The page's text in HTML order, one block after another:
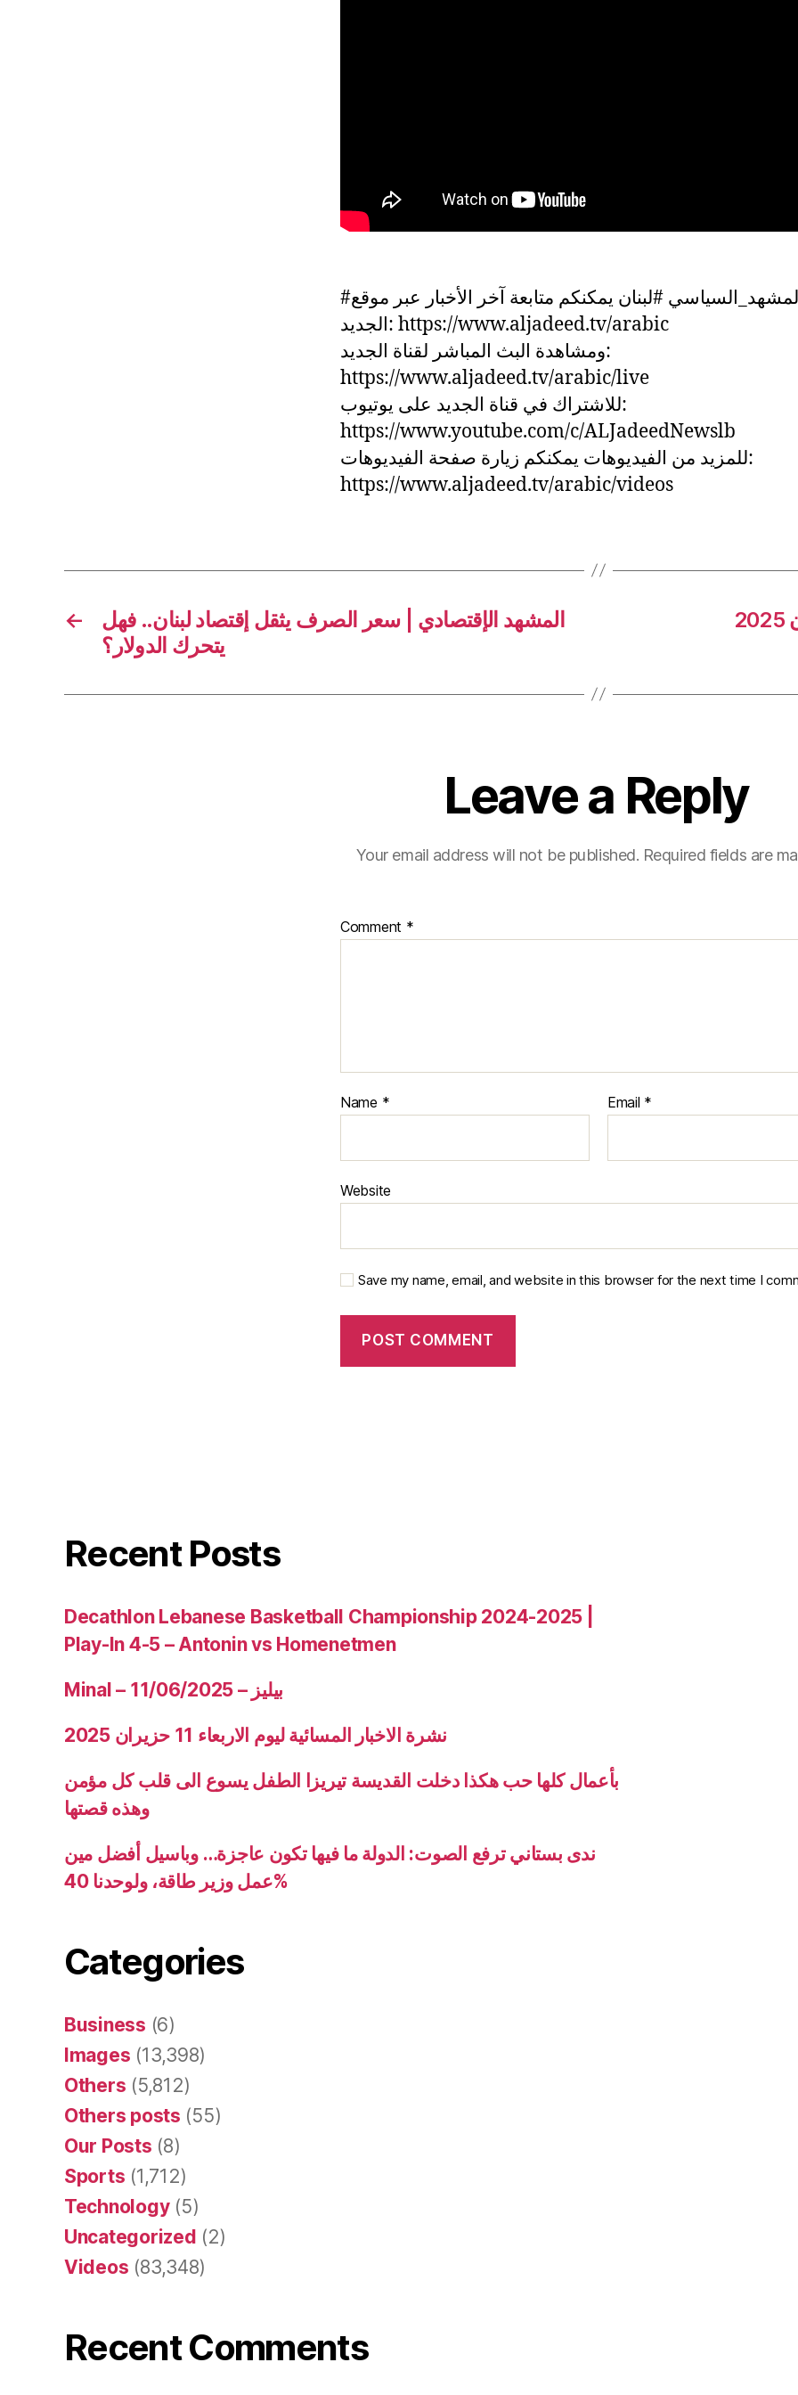
#المشهد_السياسي #لبنان يمكنكم متابعة آخر الأخبار عبر موقع
الجديد: https://www.aljadeed.tv/arabic
ومشاهدة البث المباشر لقناة الجديد:
https://www.aljadeed.tv/arabic/live
للاشتراك في قناة الجديد على يوتيوب:
https://www.youtube.com/c/ALJadeedNewslb
للمزيد من الفيديوهات يمكنكم زيارة صفحة الفيديوهات:
https://www.aljadeed.tv/arabic/videos
←
المشهد الإقتصادي | سعر الصرف يثقل إقتصاد لبنان.. فهل
يتحرك الدولار؟
Leave a Reply
Your email address will not be published. Required fields are
Comment *
Name * Email *
Website
Save my name, email, and website in this browser for the next time I
Recent Posts
Decathlon Lebanese Basketball Championship 2024-2025 |
Play-In 4-5 – Antonin vs Homenetmen
Minal – 11/06/2025 – بيليز
نشرة الاخبار المسائية ليوم الاربعاء 11 حزيران 2025
بأعمال كلها حب هكذا دخلت القديسة تيريزا الطفل يسوع الى قلب كل مؤمن
وهذه قصتها
ندى بستاني ترفع الصوت: الدولة ما فيها تكون عاجزة… وباسيل أفضل مين
عمل وزير طاقة، ولوحدنا 40%
Categories
Business (6)
Images (13,398)
Others (5,812)
Others posts (55)
Our Posts (8)
Sports (1,712)
Technology(5)
Uncategorized (2)
Videos (83,348)
Recent Comments